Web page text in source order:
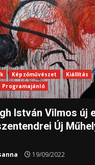
Képzőművészet
Kiállítás
Programajánló
István Vilmos új
Új
19/09/2022